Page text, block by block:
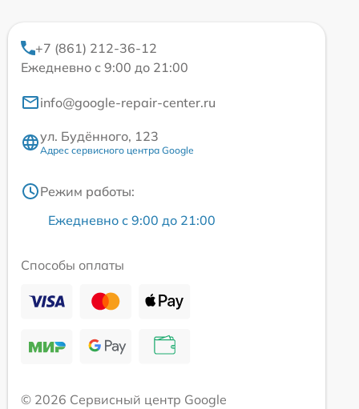
+7 (861) 212-36-12
Ежедневно с 9:00 до 21:00
info@google-repair-center.ru
ул. Будённого, 123
Адрес сервисного центра Google
Режим работы:
Ежедневно с 9:00 до 21:00
Способы оплаты
© 2026 Сервисный центр Google